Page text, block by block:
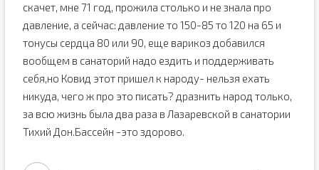
скачет, мне 71 год, прожила столько и не знала про
давление, а сейчас: давление то 150-85 то 120 на 65 и
тонусы сердца 80 или 90, еще варикоз добавился
вообщем в санаторий надо ездить и поддерживать
себя,но Ковид этот пришел к народу- нельзя ехать
никуда, чего ж про это писать? дразнить народ только,
за всю жизнь была два раза в Лазаревской в санатории
Тихий Дон.Бассейн -это здорово.